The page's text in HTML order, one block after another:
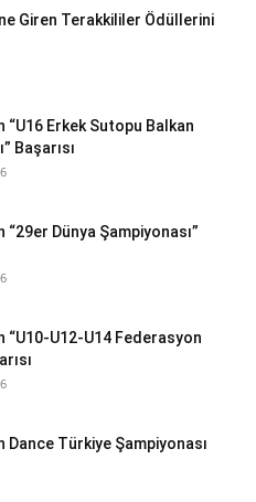
Giren Terakkililer Ödüllerini
“U16 Erkek Sutopu Balkan
Başarısı
“29er Dünya Şampiyonası”
“U10-U12-U14 Federasyon
Dance Türkiye Şampiyonası